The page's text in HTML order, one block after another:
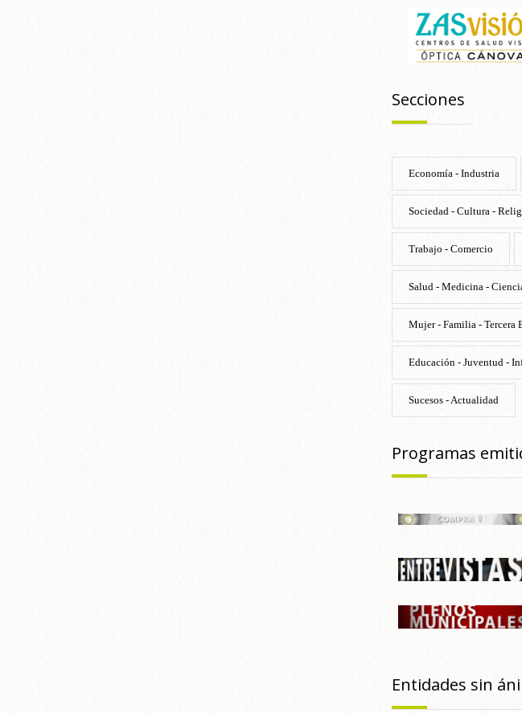
Secciones
Economía - Industria
Sociedad - Cultura -
Trabajo - Comercio
Salud - Medicina -
Mujer - Familia - Tercera
Educación - Juventud -
Sucesos - Actualidad
Programas
Entidades sin